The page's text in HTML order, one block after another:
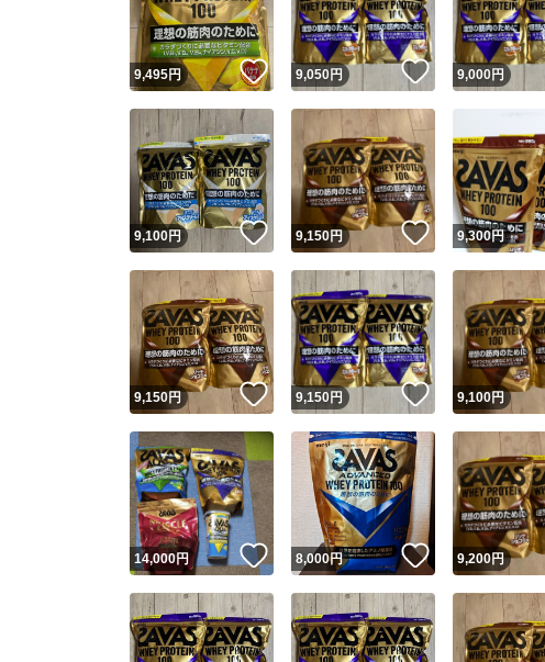
9,495円 いいね！
9,050円 いいね！
9,000円
9,100円 いいね！
9,150円 いいね！
9,300円
9,150円 いいね！
9,150円 いいね！
9,100円
14,000円 いいね！
8,000円 いいね！
9,200円